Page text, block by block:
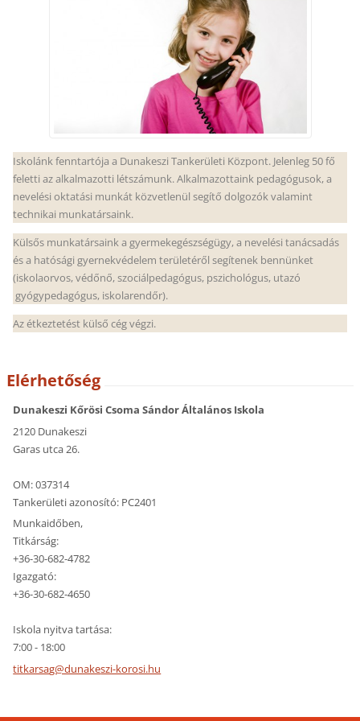
Iskolánk fenntartója a Dunakeszi Tankerületi Központ. Jelenleg 50 fő
feletti az alkalmazotti létszámunk. Alkalmazottaink pedagógusok, a
nevelési oktatási munkát közvetlenül segítő dolgozók valamint
technikai munkatársaink.
Külsős munkatársaink a gyermekegészségügy, a nevelési tanácsadás
és a hatósági gyernekvédelem területéről segítenek bennünket
(iskolaorvos, védőnő, szociálpedagógus, pszichológus, utazó
gyógypedagógus, iskolarendőr).
Az étkeztetést külső cég végzi.
Elérhetőség
Dunakeszi Kőrösi Csoma Sándor Általános Iskola
2120 Dunakeszi
Garas utca 26.
OM: 037314
Tankerületi azonosító: PC2401
Munkaidőben,
Titkárság:
+36-30-682-4782
Igazgató:
+36-30-682-4650
Iskola nyitva tartása:
7:00 - 18:00
titkarsag@dunakeszi-korosi.hu